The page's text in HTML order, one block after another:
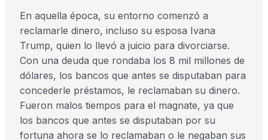
En aquella época, su entorno comenzó a
reclamarle dinero, incluso su esposa Ivana
Trump, quien lo llevó a juicio para divorciarse.
Con una deuda que rondaba los 8 mil millones de
dólares, los bancos que antes se disputaban para
concederle préstamos, le reclamaban su dinero.
Fueron malos tiempos para el magnate, ya que
los bancos que antes se disputaban por su
fortuna ahora se lo reclamaban o le negaban sus